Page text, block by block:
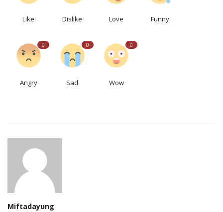
Like Dislike Love Funny
0
Angry
0
Sad
0
Wow
Miftadayung